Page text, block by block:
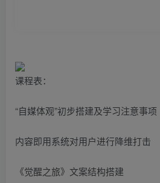
课程表：
“自媒体观”初步搭建及学习注意事项
内容即用系统对用户进行降维打击
《觉醒之旅》文案结构搭建